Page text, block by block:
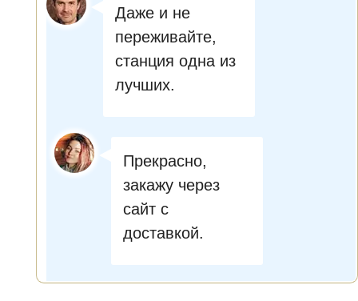
Даже и не
переживайте,
станция одна из
лучших.
Прекрасно,
закажу через
сайт с
доставкой.